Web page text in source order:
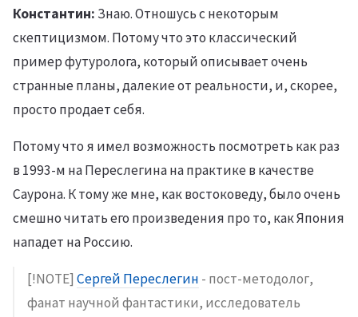
Константин: Знаю. Отношусь с некоторым
скептицизмом. Потому что это классический
пример футуролога, который описывает очень
странные планы, далекие от реальности, и, скорее,
просто продает себя.
Потому что я имел возможность посмотреть как раз
в 1993-м на Переслегина на практике в качестве
Саурона. К тому же мне, как востоковеду, было очень
смешно читать его произведения про то, как Япония
нападет на Россию.
[!NOTE] Сергей Переслегин - пост-методолог,
фанат научной фантастики, исследователь